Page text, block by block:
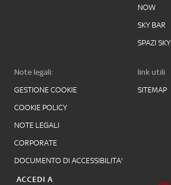
NOW
SKY BAR
SPAZI SKY
Note legali:
GESTIONE COOKIE
COOKIE POLICY
NOTE LEGALI
CORPORATE
DOCUMENTO DI ACCESSIBILITA'
link utili
SITEMAP
ACCEDI A